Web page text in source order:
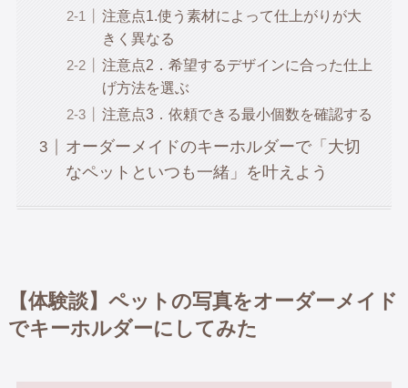
注意点1.使う素材によって仕上がりが大
きく異なる
注意点2．希望するデザインに合った仕上
げ方法を選ぶ
注意点3．依頼できる最小個数を確認する
オーダーメイドのキーホルダーで「大切
なペットといつも一緒」を叶えよう
【体験談】ペットの写真をオーダーメイド
でキーホルダーにしてみた